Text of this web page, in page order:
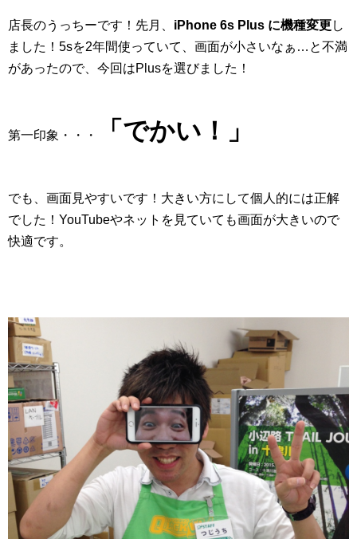
店長のうっちーです！先月、 iPhone 6s Plus に機種変更し
ました！5sを2年間使っていて、画面が小さいなぁ…と不満
があったので、今回はPlusを選びました！
第一印象・・・ 「でかい！」
でも、画面見やすいです！大きい方にして個人的には正解
でした！YouTubeやネットを見ていても画面が大きいので
快適です。